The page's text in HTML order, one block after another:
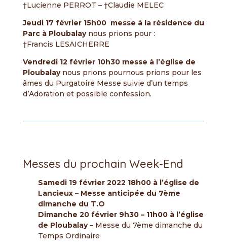
†Lucienne PERROT – †Claudie MELEC
Jeudi 17 février 15h00 messe à la résidence du
Parc à Ploubalay nous prions pour :
†Francis LESAICHERRE
Vendredi 12 février 10h30 messe à l’église de
Ploubalay nous prions pournous prions pour les
âmes du Purgatoire Messe suivie d’un temps
d’Adoration et possible confession.
Messes du prochain Week-End
Samedi 19 février 2022 18h00 à l’église de
Lancieux – Messe anticipée du 7ème
dimanche du T.O
Dimanche 20 février 9h30 – 11h00 à l’église
de Ploubalay – Messe du 7ème dimanche du
Temps Ordinaire